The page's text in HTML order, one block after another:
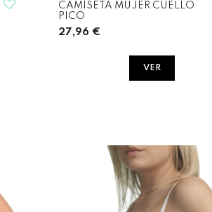
CAMISETA MUJER CUELLO
PICO
27,96 €
VER